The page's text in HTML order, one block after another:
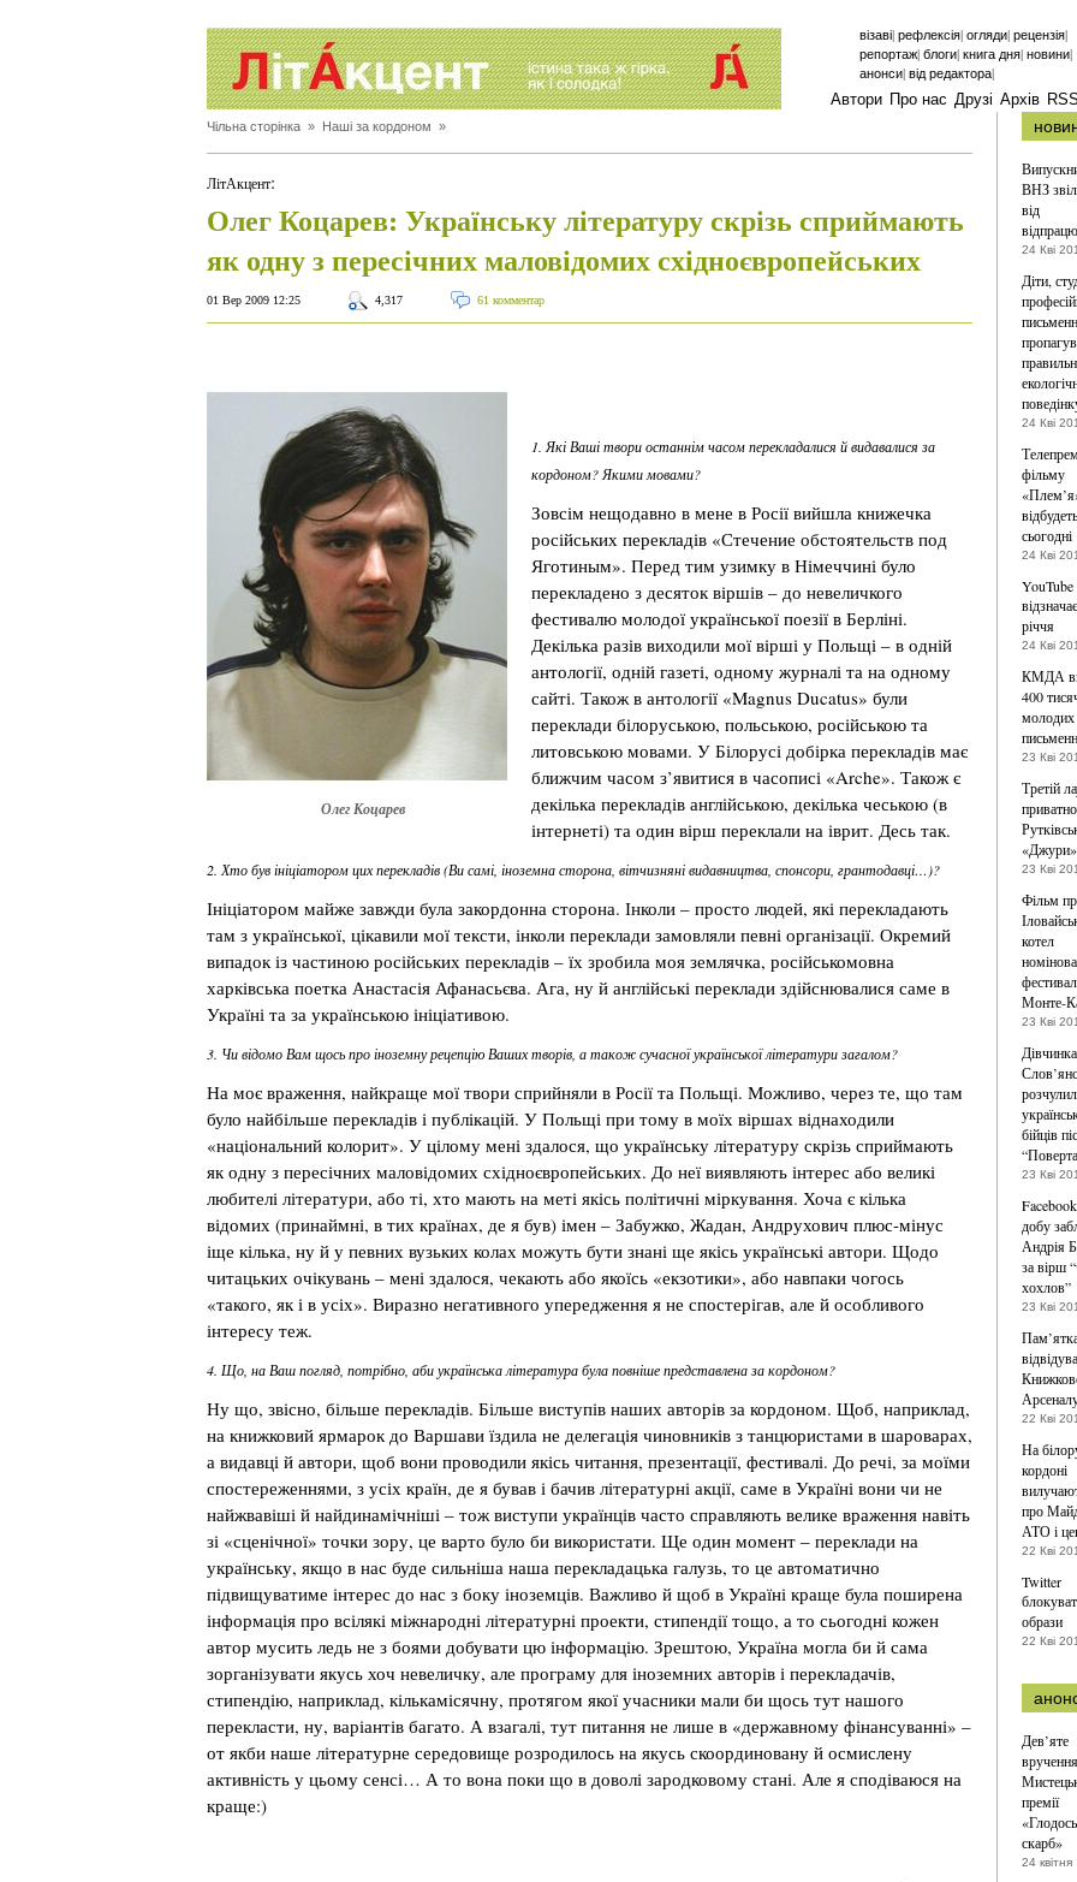
візаві| рефлексія| огляди| рецензія|
репортаж| блоги| книга дня| новини|
анонси| від редактора|
Автори Про нас Друзі Архів RSS
Чільна сторінка » Наші за кордоном »
ЛітАкцент:
Олег Коцарев: Українську літературу скрізь сприймають
як одну з пересічних маловідомих східноєвропейських
01 Вер 2009 12:25 4,317 61 комментар
Олег Коцарев
1. Які Ваші твори останнім часом перекладалися й видавалися за
кордоном? Якими мовами?
Зовсім нещодавно в мене в Росії вийшла книжечка
російських перекладів «Стечение обстоятельств под
Яготиным». Перед тим узимку в Німеччині було
перекладено з десяток віршів – до невеличкого
фестивалю молодої української поезії в Берліні.
Декілька разів виходили мої вірші у Польщі – в одній
антології, одній газеті, одному журналі та на одному
сайті. Також в антології «Magnus Ducatus» були
переклади білоруською, польською, російською та
литовською мовами. У Білорусі добірка перекладів має
ближчим часом з’явитися в часописі «Arche». Також є
декілька перекладів англійською, декілька чеською (в
інтернеті) та один вірш переклали на іврит. Десь так.
2. Хто був ініціатором цих перекладів (Ви самі, іноземна сторона, вітчизняні видавництва, спонсори, грантодавці…)?
Ініціатором майже завжди була закордонна сторона. Інколи – просто людей, які перекладають
там з української, цікавили мої тексти, інколи переклади замовляли певні організації. Окремий
випадок із частиною російських перекладів – їх зробила моя землячка, російськомовна
харківська поетка Анастасія Афанасьєва. Ага, ну й англійські переклади здійснювалися саме в
Україні та за українською ініціативою.
3. Чи відомо Вам щось про іноземну рецепцію Ваших творів, а також сучасної української літератури загалом?
На моє враження, найкраще мої твори сприйняли в Росії та Польщі. Можливо, через те, що там
було найбільше перекладів і публікацій. У Польщі при тому в моїх віршах віднаходили
«національний колорит». У цілому мені здалося, що українську літературу скрізь сприймають
як одну з пересічних маловідомих східноєвропейських. До неї виявляють інтерес або великі
любителі літератури, або ті, хто мають на меті якісь політичні міркування. Хоча є кілька
відомих (принаймні, в тих країнах, де я був) імен – Забужко, Жадан, Андрухович плюс-мінус
іще кілька, ну й у певних вузьких колах можуть бути знані ще якісь українські автори. Щодо
читацьких очікувань – мені здалося, чекають або якоїсь «екзотики», або навпаки чогось
«такого, як і в усіх». Виразно негативного упередження я не спостерігав, але й особливого
інтересу теж.
4. Що, на Ваш погляд, потрібно, аби українська література була повніше представлена за кордоном?
Ну що, звісно, більше перекладів. Більше виступів наших авторів за кордоном. Щоб, наприклад,
на книжковий ярмарок до Варшави їздила не делегація чиновників з танцюристами в шароварах,
а видавці й автори, щоб вони проводили якісь читання, презентації, фестивалі. До речі, за моїми
спостереженнями, з усіх країн, де я бував і бачив літературні акції, саме в Україні вони чи не
найжвавіші й найдинамічніші – тож виступи українців часто справляють велике враження навіть
зі «сценічної» точки зору, це варто було би використати. Ще один момент – переклади на
українську, якщо в нас буде сильніша наша перекладацька галузь, то це автоматично
підвищуватиме інтерес до нас з боку іноземців. Важливо й щоб в Україні краще була поширена
інформація про всілякі міжнародні літературні проекти, стипендії тощо, а то сьогодні кожен
автор мусить ледь не з боями добувати цю інформацію. Зрештою, Україна могла би й сама
зорганізувати якусь хоч невеличку, але програму для іноземних авторів і перекладачів,
стипендію, наприклад, кількамісячну, протягом якої учасники мали би щось тут нашого
перекласти, ну, варіантів багато. А взагалі, тут питання не лише в «державному фінансуванні» –
от якби наше літературне середовище розродилось на якусь скоординовану й осмислену
активність у цьому сенсі… А то вона поки що в доволі зародковому стані. Але я сподіваюся на
краще:)
ВНЗ
від
24 Кві
Діти,
24 Кві
фільму
сьогодні
24 Кві
YouTube
річчя
24 Кві
КМДА
400
молодих
23 Кві
Третій
«Джури»
23 Кві
Фільм
котел
Монте-
23 Кві
бійців
23 Кві
добу
Андрія
за вірш
хохлов”
23 Кві
22 Кві
На
кордоні
про
АТО і
22 Кві
Twitter
образи
22 Кві
Дев’яте
вручення
премії
скарб»
24 квітня